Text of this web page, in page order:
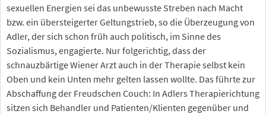
sexuellen Energien sei das unbewusste Streben nach Macht
bzw. ein übersteigerter Geltungstrieb, so die Überzeugung von
Adler, der sich schon früh auch politisch, im Sinne des
Sozialismus, engagierte. Nur folgerichtig, dass der
schnauzbärtige Wiener Arzt auch in der Therapie selbst kein
Oben und kein Unten mehr gelten lassen wollte. Das führte zur
Abschaffung der Freudschen Couch: In Adlers Therapierichtung
sitzen sich Behandler und Patienten/Klienten gegenüber und